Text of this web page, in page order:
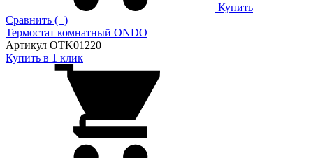
Купить
Сравнить (+)
Термостат комнатный ONDO
Артикул OTK01220
Купить в 1 клик